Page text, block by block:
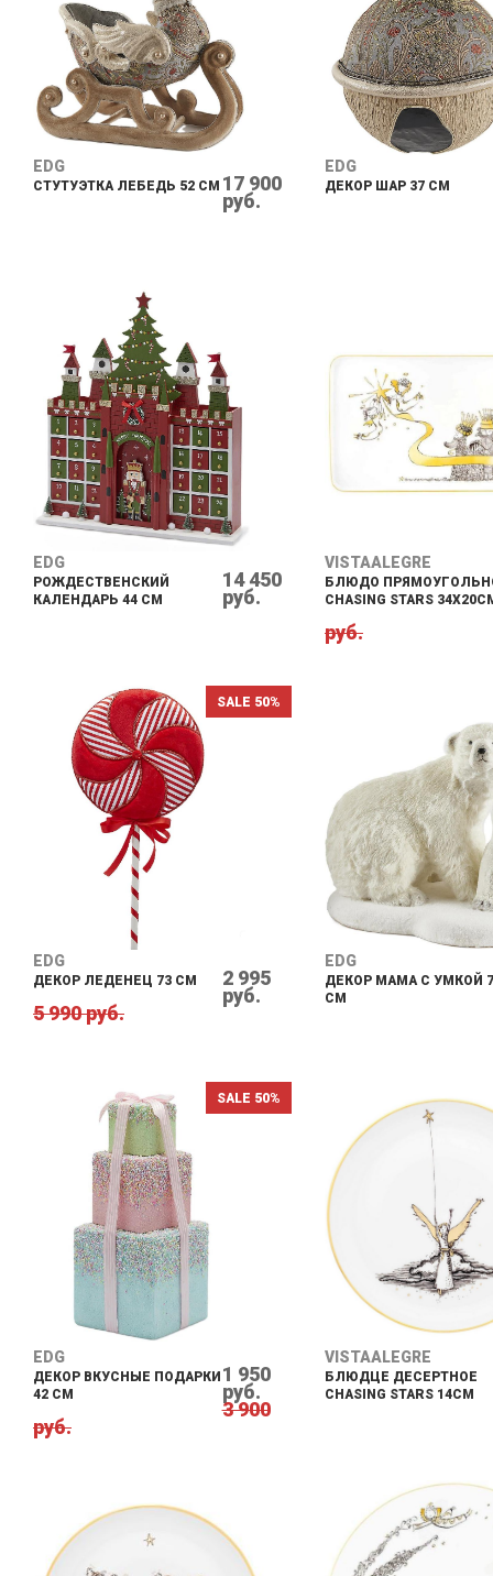
EDG
СТУТУЭТКА ЛЕБЕДЬ 52 СМ 17 900
руб.
EDG
ДЕКОР ШАР 37 СМ
EDG
РОЖДЕСТВЕНСКИЙ
КАЛЕНДАРЬ 44 СМ
14 450
руб.
VISTAALEGRE
БЛЮДО
CHASING STARS
руб.
SALE 50%
EDG
ДЕКОР ЛЕДЕНЕЦ 73 СМ 2 995
руб.
5 990 руб.
EDG
ДЕКОР МАМА С УМКОЙ
СМ
SALE 50%
EDG
ДЕКОР ВКУСНЫЕ ПОДАРКИ
42 СМ
1 950
руб.
3 900
руб.
VISTAALEGRE
БЛЮДЦЕ ДЕСЕРТНОЕ
CHASING STARS 14CM